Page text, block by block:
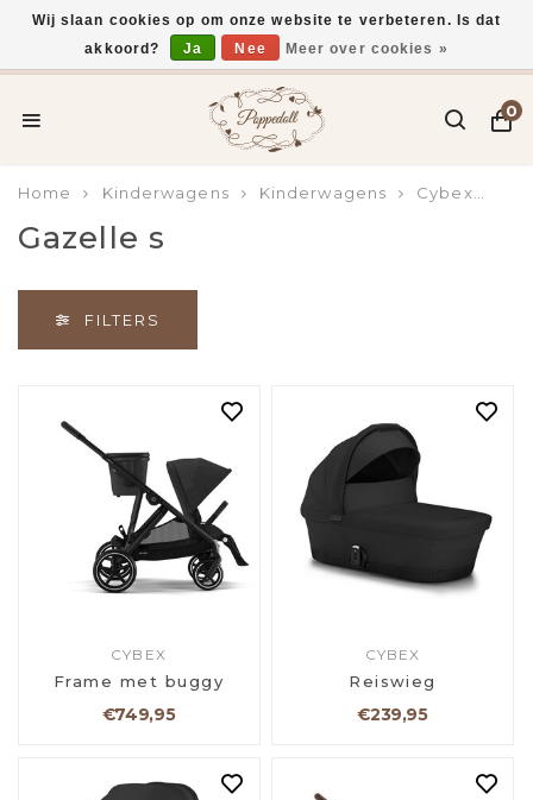
Voor 15:00 uur besteld, vandaag verzonden*
0
Home Kinderwagens Kinderwagens Cybex
Gazelle s
FILTERS
CYBEX
Frame met buggy
€749,95
CYBEX
Reiswieg
€239,95
Wij slaan cookies op om onze website te verbeteren. Is dat
akkoord?
Ja Nee Meer over cookies »